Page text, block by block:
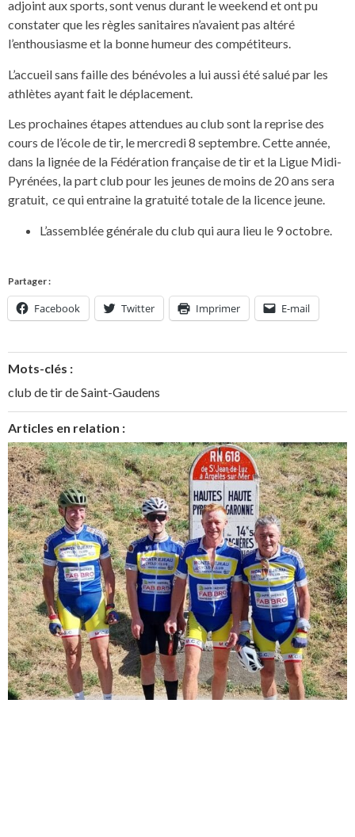
adjoint aux sports, sont venus durant le weekend et ont pu
constater que les règles sanitaires n’avaient pas altéré
l’enthousiasme et la bonne humeur des compétiteurs.
L’accueil sans faille des bénévoles a lui aussi été salué par les
athlètes ayant fait le déplacement.
Les prochaines étapes attendues au club sont la reprise des
cours de l’école de tir, le mercredi 8 septembre. Cette année,
dans la lignée de la Fédération française de tir et la Ligue Midi-
Pyrénées, la part club pour les jeunes de moins de 20 ans sera
gratuit, ce qui entraine la gratuité totale de la licence jeune.
L’assemblée générale du club qui aura lieu le 9 octobre.
Partager :
Facebook Twitter Imprimer E-mail
Mots-clés :
club de tir de Saint-Gaudens
Articles en relation :